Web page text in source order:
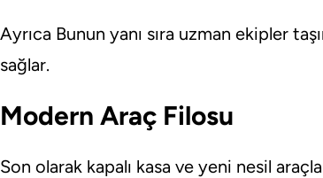
Ayrıca Bunun yanı sıra uzman ekipler
sağlar.
Modern Araç Filosu
Son olarak kapalı kasa ve yeni nesil